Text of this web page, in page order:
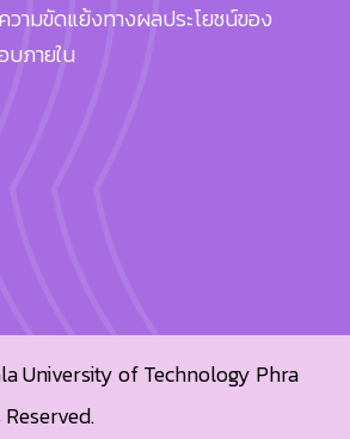
ามขัดแย้งทางผลประโยชน์ของ
ภายใน
University of Technology Phra